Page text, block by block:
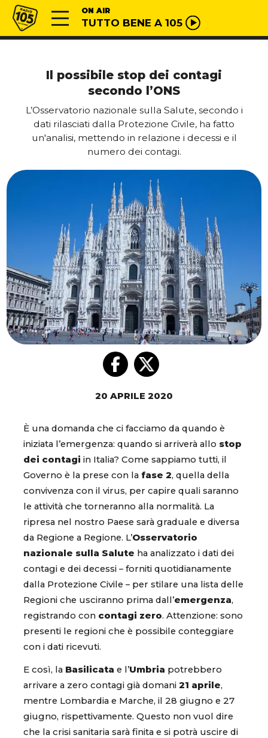
Vai al contenuto
Radio 105 ON AIR
TUTTO BENE A 105
Il possibile stop dei contagi
secondo l’ONS
L’Osservatorio nazionale sulla Salute, secondo i
dati rilasciati dalla Protezione Civile, ha fatto
un'analisi, mettendo in relazione i decessi e il
numero dei contagi.
20 APRILE 2020
È una domanda che ci facciamo da quando è
iniziata l’emergenza: quando si arriverà allo stop
dei contagi in Italia? Come sappiamo tutti, il
Governo è la prese con la fase 2, quella della
convivenza con il virus, per capire quali saranno
le attività che torneranno alla normalità. La
ripresa nel nostro Paese sarà graduale e diversa
da Regione a Regione. L’Osservatorio
nazionale sulla Salute ha analizzato i dati dei
contagi e dei decessi – forniti quotidianamente
dalla Protezione Civile – per stilare una lista delle
Regioni che usciranno prima dall’emergenza,
registrando con contagi zero. Attenzione: sono
presenti le regioni che è possibile conteggiare
con i dati ricevuti.
E così, la Basilicata e l’Umbria potrebbero
arrivare a zero contagi già domani 21 aprile,
mentre Lombardia e Marche, il 28 giugno e 27
giugno, rispettivamente. Questo non vuol dire
che la crisi sanitaria sarà finita e si potrà uscire di